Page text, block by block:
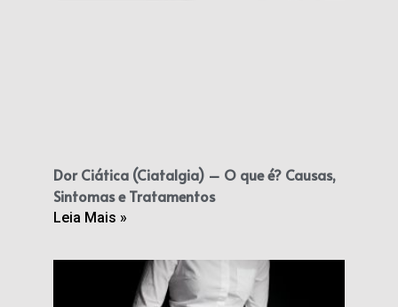
Dor Ciática (Ciatalgia) – O que é? Causas,
Sintomas e Tratamentos
Leia Mais »